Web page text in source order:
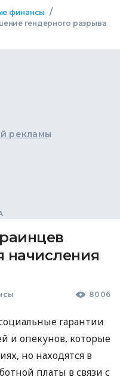
финансы /
гендерного разрыва
рекламы
начисления
8006
гарантии
и опекунов, которые
но находятся в
платы в связи с